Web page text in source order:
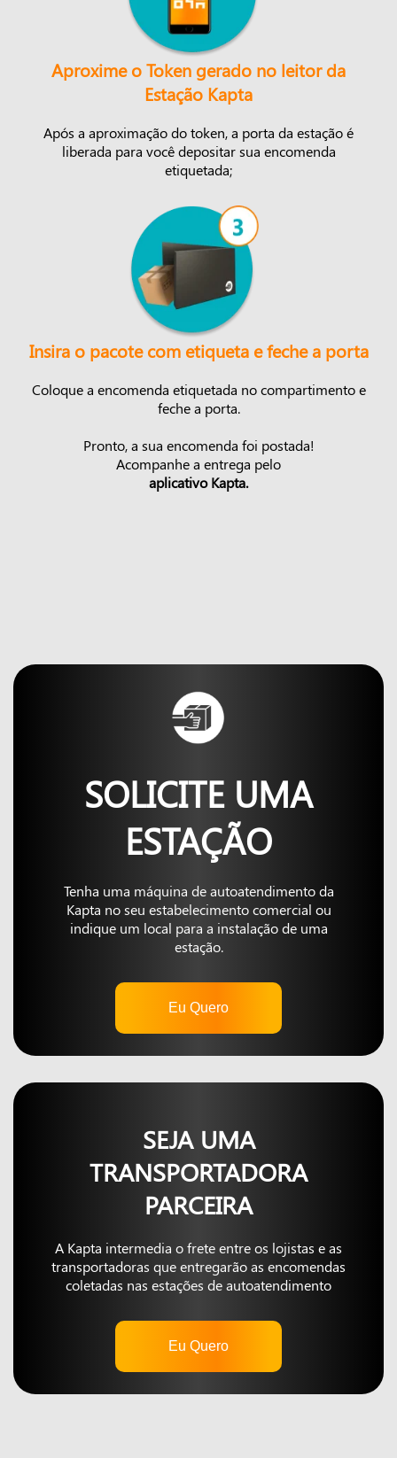
Aproxime o Token gerado no leitor da
Estação Kapta
Após a aproximação do token, a porta da estação é
liberada para você depositar sua encomenda
etiquetada;
Insira o pacote com etiqueta e feche a porta
Coloque a encomenda etiquetada no compartimento e
feche a porta.
Pronto, a sua encomenda foi postada!
Acompanhe a entrega pelo
aplicativo Kapta.
SOLICITE UMA
ESTAÇÃO
Tenha uma máquina de autoatendimento da
Kapta no seu estabelecimento comercial ou
indique um local para a instalação de uma
estação.
Eu Quero
SEJA UMA
TRANSPORTADORA
PARCEIRA
A Kapta intermedia o frete entre os lojistas e as
transportadoras que entregarão as encomendas
coletadas nas estações de autoatendimento
Eu Quero